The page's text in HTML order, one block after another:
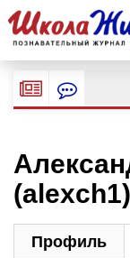
(alexch1)
Профиль